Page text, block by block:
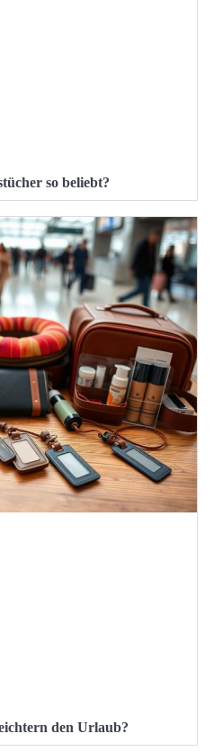
so beliebt?
den Urlaub?